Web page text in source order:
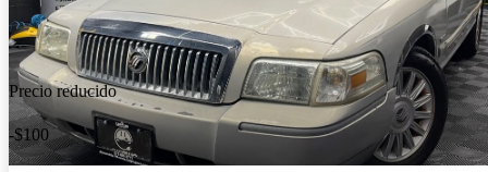
Precio reducido
-$100